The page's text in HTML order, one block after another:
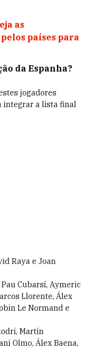
as
países para
da Espanha?
jogadores
integrar a lista final
Raya e Joan
Cubarsí, Aymeric
Llorente, Álex
Le Normand e
Martín
Olmo, Álex Baena,